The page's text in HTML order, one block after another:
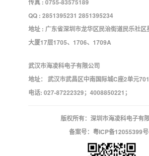
传真 : 0755-83575189
QQ : 2851395231 2851395234
地址 : 广东省深圳市龙华区民治街道民乐社
大厦17层1705、1706、1709A
武汉市海凌科电子有限公司
地址： 武汉市武昌区中南国际城C座2单元
电话: 027-87222329；4008850221；
版权所有：深圳市海凌科电子有
备案号： 粤ICP备12055399